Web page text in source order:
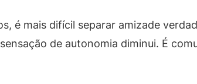
é mais difícil separar amizade
de autonomia diminui. É